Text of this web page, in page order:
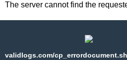
The server cannot find the
validlogs.com/